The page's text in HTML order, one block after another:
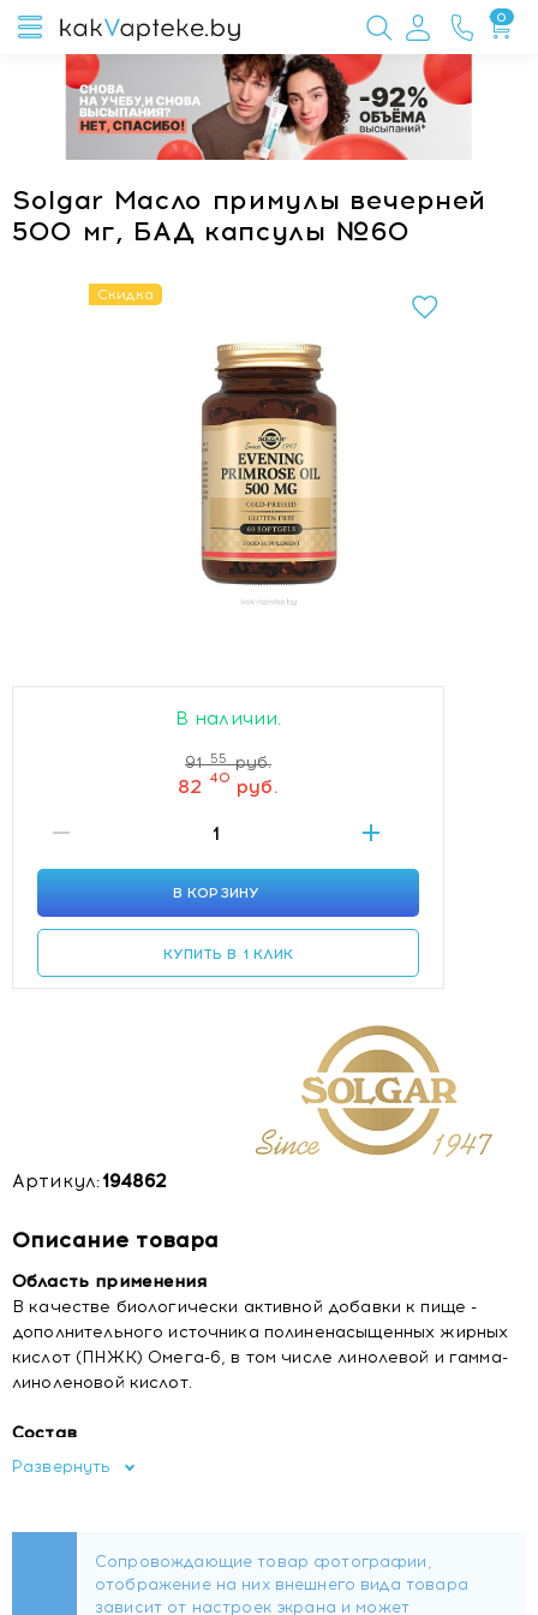
0
Solgar Масло примулы вечерней
500 мг, БАД капсулы №60
Скидка
В наличии.
91 55 руб.
82 40 руб.
В КОРЗИНУ
КУПИТЬ В 1 КЛИК
Артикул:194862
Описание товара
Область применения
В качестве биологически активной добавки к пище -
дополнительного источника полиненасыщенных жирных
кислот (ПНЖК) Омега-6, в том числе линолевой и гамма-
линоленовой кислот.
Состав
Масло семян примулы вечерней, желатин, глицерин
Форма выпуска
Капсулы массой 718 мг.
Рекомендуемый прием (3 капсулы) содержит:
Развернуть